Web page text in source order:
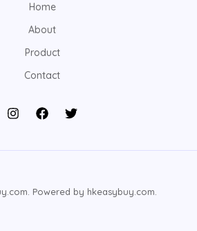
Home
About
Product
Contact
Powered by hkeasybuy.com.